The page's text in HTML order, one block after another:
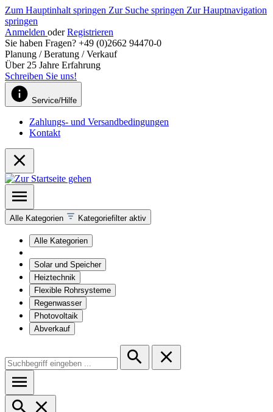
Zum Hauptinhalt springen Zur Suche springen Zur Hauptnavigation
springen
Anmelden oder Registrieren
Sie haben Fragen? +49 (0)2662 94470-0
Planung / Beratung / Verkauf
Über 25 Jahre Erfahrung
Schreiben Sie uns!
Service/Hilfe
Zahlungs- und Versandbedingungen
Kontakt
Alle Kategorien Kategoriefilter aktiv
Alle Kategorien
Solar und Speicher
Heiztechnik
Flexible Rohrsysteme
Regenwasser
Photovoltaik
Abverkauf